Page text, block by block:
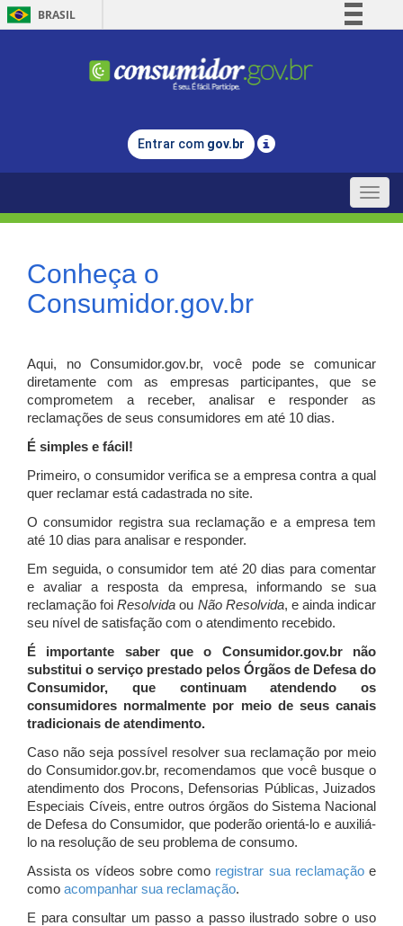
BRASIL
Comunica BR
Legislação
Entrar com gov.br
Toggle
Conheça o
Consumidor.gov.br
Aqui, no Consumidor.gov.br, você pode se comunicar
diretamente com as empresas participantes, que se
comprometem a receber, analisar e responder as
reclamações de seus consumidores em até 10 dias.
É simples e fácil!
Primeiro, o consumidor verifica se a empresa contra a qual
quer reclamar está cadastrada no site.
O consumidor registra sua reclamação e a empresa tem
até 10 dias para analisar e responder.
Em seguida, o consumidor tem até 20 dias para comentar
e avaliar a resposta da empresa, informando se sua
reclamação foiResolvida ou Não Resolvida, e ainda indicar
seu nível de satisfação com o atendimento recebido.
É importante saber que o Consumidor.gov.br não
substitui o serviço prestado pelos Órgãos de Defesa do
Consumidor, que continuam atendendo os
consumidores normalmente por meio de seus canais
tradicionais de atendimento.
Caso não seja possível resolver sua reclamação por meio
do Consumidor.gov.br, recomendamos que você busque o
atendimento dos Procons, Defensorias Públicas, Juizados
Especiais Cíveis, entre outros órgãos do Sistema Nacional
de Defesa do Consumidor, que poderão orientá-lo e auxiliá-
lo na resolução de seu problema de consumo.
Assista os vídeos sobre como registrar sua reclamaçãoe
como acompanhar sua reclamação.
E para consultar um passo a passo ilustrado sobre o uso